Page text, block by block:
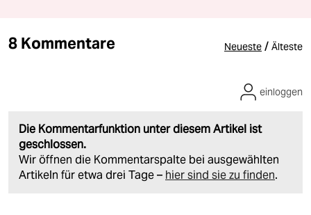
8 Kommentare Neueste / Älteste
Die Kommentarfunktion unter diesem Artikel ist
geschlossen.
Wir öffnen die Kommentarspalte bei ausgewählten
Artikeln für etwa drei Tage – hier sind sie zu finden.
einloggen